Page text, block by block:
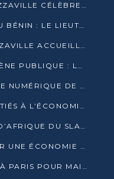
BILILI BD FESTIVAL 2025 : BRAZZAVILLE CÉLÈBRE DIX ANS DE CRÉATION GRAPHIQUE AFRICAINE
TENTATIVE DE COUP D’ÉTAT AU BÉNIN : LE LIEUTENANT-COLONEL TIGRI S’AUTOPROCLAME CHEF D’UN COMITÉ MILITAIRE
BONNE GOUVERNANCE : BRAZZAVILLE ACCUEILLE LES PREMIÈRES JOURNÉES CONGOLAISES DE L’ÉVALUATION
MARCHÉS, TROTTOIRS ET HYGIÈNE PUBLIQUE : LE GOUVERNEMENT DURCIT LE TON
LE CONGO LANCE SON SYSTÈME NUMÉRIQUE DE VÉRIFICATION DU BOIS
DES FUTURS JOURNALISTES INITIÉS À L’ÉCONOMIE BLEUE DURABLE
LE CONGO SACRÉ CHAMPION D’AFRIQUE DU SLAM 2025
LA VISION DU CONGO AXÉE SUR UNE ÉCONOMIE BAS CARBONE AU RENDEZ-VOUS DE MONACO 2025
RECONNAISSANCE : HONNEUR À PARIS POUR MAIXENT RAOUL OMINGA